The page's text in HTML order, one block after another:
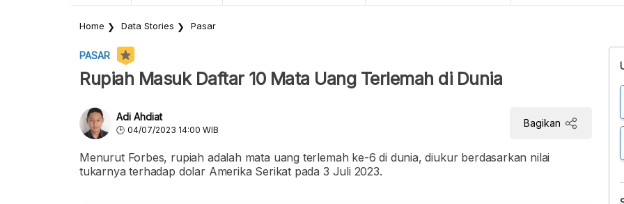
Home Data Stories Pasar
PASAR
Rupiah Masuk Daftar 10 Mata Uang Terlemah di Dunia
Adi Ahdiat
04/07/2023 14:00 WIB
Bagikan
Menurut Forbes, rupiah adalah mata uang terlemah ke-6 di dunia, diukur berdasarkan nilai
tukarnya terhadap dolar Amerika Serikat pada 3 Juli 2023.